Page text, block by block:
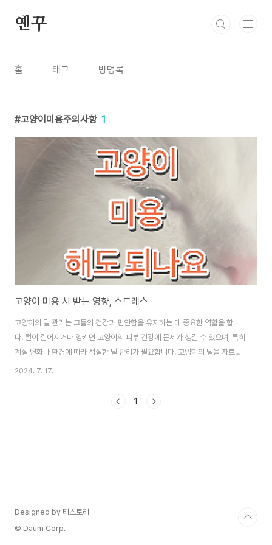
옌꾸
홈 태그 방명록
고양이미용주의사항 1
고양이 미용 시 받는 영향, 스트레스
고양이의 털 관리는 그들의 건강과 편안함을 유지하는 데 중요한 역할을 합니
다. 털이 길어지거나 엉키면 고양이의 피부 건강에 문제가 생길 수 있으며, 특히
계절 변화나 환경에 따라 적절한 털 관리가 필요합니다. 고양이의 털을 자르거
나 잘 빗어주어 털을 깔끔하게 유지하고, 고양이가 편안하게 생활할 수 있도록
보겠습니다.고양이 털 잘라도(미용) 괜찮나요?고양이의 털을 자르는 미용이 필
2024. 7. 17.
1
Designed by 티스토리
© Daum Corp.